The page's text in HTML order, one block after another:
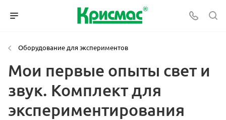
Оборудование для экспериментов
Мои первые опыты свет и
звук. Комплект для
экспериментирования